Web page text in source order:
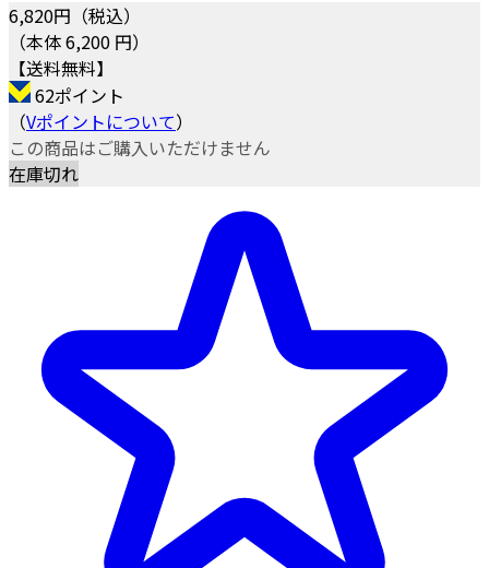
6,820円（税込）
（本体 6,200 円）
【送料無料】
62ポイント
（Vポイントについて）
この商品はご購入いただけません
在庫切れ